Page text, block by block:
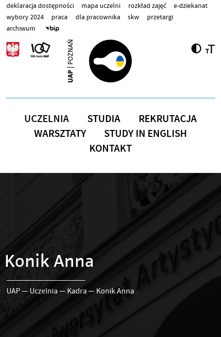
Przejdź do treści
deklaracja dostępności mapa uczelni rozkład zajęć
e-dziekanat
wybory 2024
praca dla pracownika skw
przetargi
archiwum
UCZELNIA STUDIA
REKRUTACJA
WARSZTATY
STUDY IN ENGLISH
KONTAKT
Konik Anna
UAP— Uczelnia — Kadra — Konik Anna